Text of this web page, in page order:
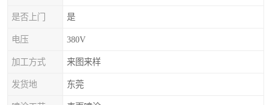
是否上门 是
电压 380V
加工方式 来图来样
发货地 东莞